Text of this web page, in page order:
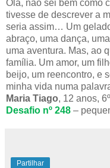
Olá, não sei bem como
tivesse de descrever a
seria assim… Um
abraço, uma dança,
uma aventura. Mas, ao
família. Um amor, um
beijo, um reencontro, e
minha vida numa
Maria Tiago, 12 anos,
Desafio nº 248 –
Partilhar